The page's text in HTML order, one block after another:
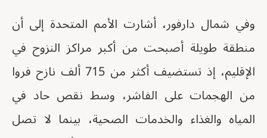
وفي شمال دارفور، أشارت الأمم المتحدة إلى أن
منطقة طويلة أصبحت من أكبر مراكز النزوح في
الإقليم، إذ تستضيف أكثر من 715 ألف نازح فروا
من الهجمات على الفاشر، وسط نقص حاد في
المياه والغذاء والخدمات الصحية، بينما لا تصل